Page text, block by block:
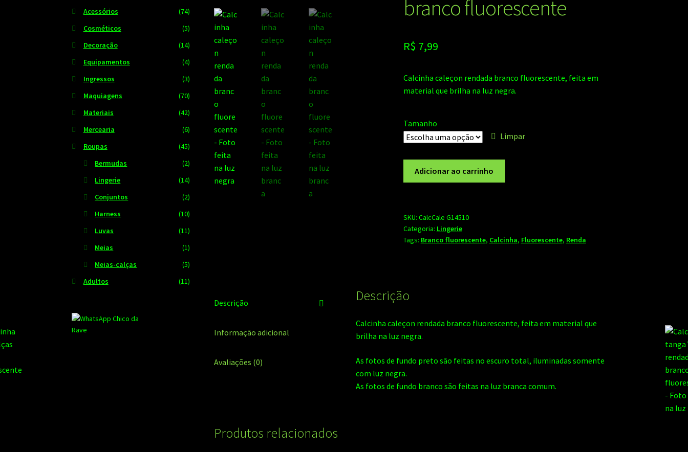
branco fluorescente
R$ 7,99
Calcinha caleçon rendada branco fluorescente, feita em
material que brilha na luz negra.
Tamanho
Limpar
fluorescente
quantidade
Adicionar ao carrinho
SKU: CalcCale G14510
Categoria: Lingerie
Tags: Branco fluorescente, Calcinha, Fluorescente, Renda
Descrição
Informação adicional
Avaliações (0)
Descrição
Calcinha caleçon rendada branco fluorescente, feita em material que
brilha na luz negra.
As fotos de fundo preto são feitas no escuro total, iluminadas somente
com luz negra.
As fotos de fundo branco são feitas na luz branca comum.
Produtos relacionados
Acessórios
(74)
Cosméticos
(5)
Decoração
(14)
Equipamentos
(4)
Ingressos
(3)
Maquiagens
(70)
Materiais
(42)
Mercearia
(6)
Roupas
(45)
Bermudas
(2)
Lingerie
(14)
Conjuntos
(2)
Harness
(10)
Luvas
(11)
Meias
(1)
Meias-calças
(5)
Adultos
(11)